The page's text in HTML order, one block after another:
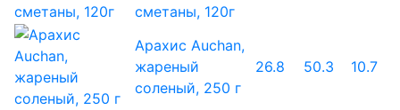
сметаны, 120г
Арахис Auchan,
жареный
соленый, 250 г
26.8 50.3 10.7